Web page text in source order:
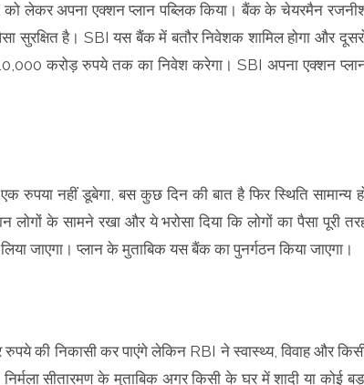
लेकर अपना एक्शन प्लान पब्लिक किया। बैंक के चेयरमैन
सुरक्षित है। SBI यस बैंक में बतौर निवेशक शामिल होगा और
करोड़ रुपये तक का निवेश करेगा। SBI अपना एक्शन
रुपया नहीं डूबेगा, बस कुछ दिन की बात है फिर स्थिति सामान्य
लोगों के सामने रखा और ये भरोसा दिया कि लोगों का पैसा पूरी
जाएगा। प्लान के मुताबिक यस बैंक का पुनर्गठन किया जाएगा।
की निकासी कर पाएंगे लेकिन RBI ने स्वास्थ्य, विवाह और
सीतारमण के मुताबिक अगर किसी के घर में शादी या कोई